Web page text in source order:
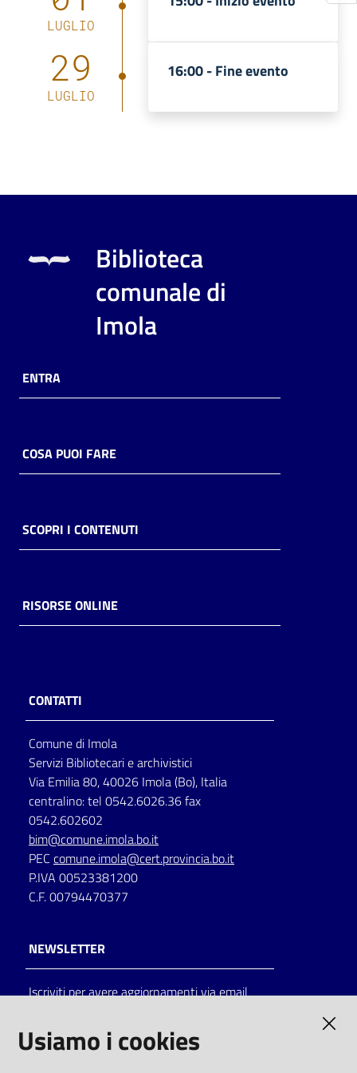
LUGLIO
29
LUGLIO
16:00 -Fine evento
Biblioteca
comunale di
Imola
ENTRA
COSA PUOI FARE
SCOPRI I CONTENUTI
RISORSE ONLINE
CONTATTI
Comune di Imola
Servizi Bibliotecari e archivistici
Via Emilia 80, 40026 Imola (Bo), Italia
centralino: tel 0542.6026.36 fax
0542.602602
bim@comune.imola.bo.it
PEC comune.imola@cert.provincia.bo.it
P.IVA 00523381200
C.F. 00794470377
NEWSLETTER
Iscriviti per avere aggiornamenti via email
Usiamo i cookies